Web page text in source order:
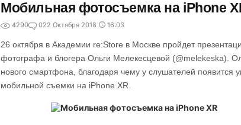
Мобильная фотосъемка на iPhone
4290 022 Октября 2018 16:03
26 октября в Академии re:Store в Москве пройдет
фотографа и блогера Ольги Мелекесцевой (@melekeska).
нового смартфона, благодаря чему у слушателей появится
мобильной съемки на iPhone XR.